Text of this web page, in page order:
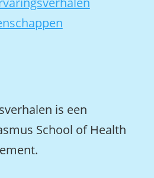
is een
School of Health